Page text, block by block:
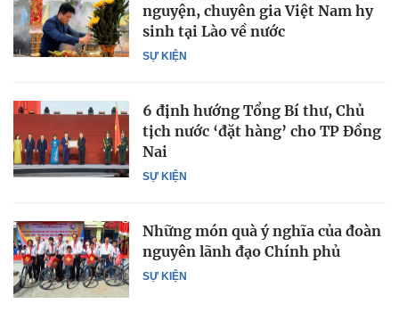
SỰ KIỆN
nguyện, chuyên gia Việt Nam hy
sinh tại Lào về nước
SỰ KIỆN
6 định hướng Tổng Bí thư, Chủ
tịch nước ‘đặt hàng’ cho TP Đồng
Nai
SỰ KIỆN
Những món quà ý nghĩa của đoàn
nguyên lãnh đạo Chính phủ